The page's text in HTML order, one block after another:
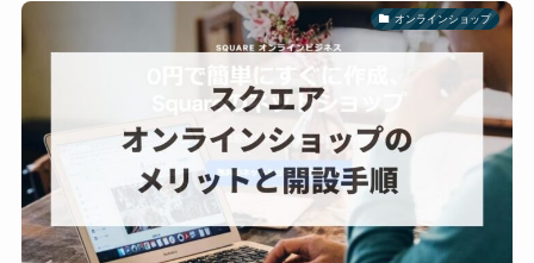
オンラインショップ